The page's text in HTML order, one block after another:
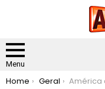
Menu
You are here:
Home Geral América do Norte terá eclipse total